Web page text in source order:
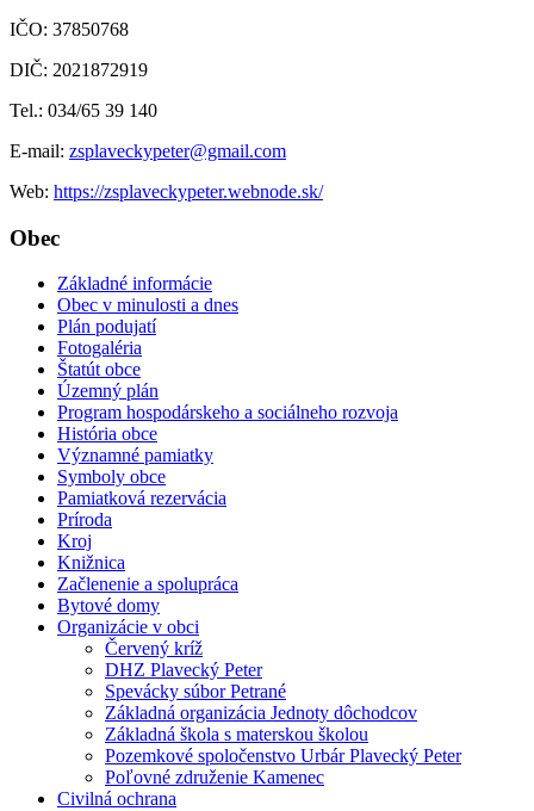
IČO: 37850768
DIČ: 2021872919
Tel.: 034/65 39 140
E-mail: zsplaveckypeter@gmail.com
Web: https://zsplaveckypeter.webnode.sk/
Obec
Základné informácie
Obec v minulosti a dnes
Plán podujatí
Fotogaléria
Štatút obce
Územný plán
Program hospodárskeho a sociálneho rozvoja
História obce
Významné pamiatky
Symboly obce
Pamiatková rezervácia
Príroda
Kroj
Knižnica
Začlenenie a spolupráca
Bytové domy
Organizácie v obci
Červený kríž
DHZ Plavecký Peter
Spevácky súbor Petrané
Základná organizácia Jednoty dôchodcov
Základná škola s materskou školou
Pozemkové spoločenstvo Urbár Plavecký Peter
Poľovné združenie Kamenec
Civilná ochrana